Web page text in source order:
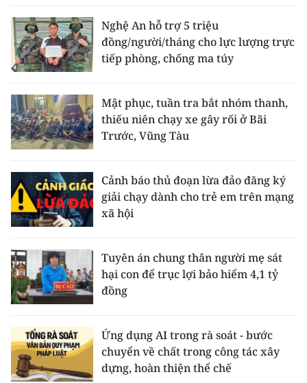
Nghệ An hỗ trợ 5 triệu
đồng/người/tháng cho lực lượng trực
tiếp phòng, chống ma túy
Mật phục, tuần tra bắt nhóm thanh,
thiếu niên chạy xe gây rối ở Bãi
Trước, Vũng Tàu
Cảnh báo thủ đoạn lừa đảo đăng ký
giải chạy dành cho trẻ em trên mạng
xã hội
Tuyên án chung thân người mẹ sát
hại con để trục lợi bảo hiểm 4,1 tỷ
đồng
Ứng dụng AI trong rà soát - bước
chuyển về chất trong công tác xây
dựng, hoàn thiện thể chế